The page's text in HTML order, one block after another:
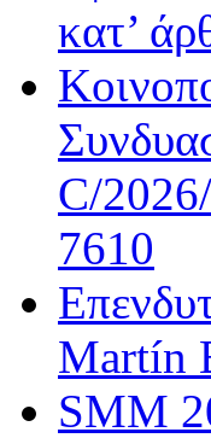
κατ’
C/
7610
Martín
SMM